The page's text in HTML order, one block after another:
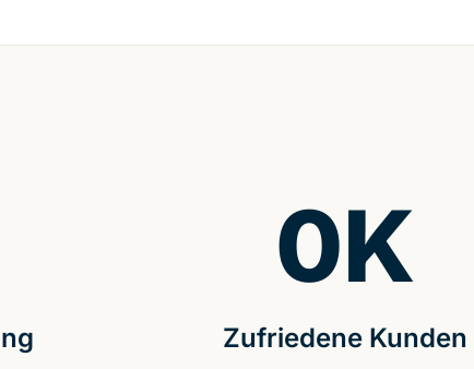
Zufriedene Kunden
0K